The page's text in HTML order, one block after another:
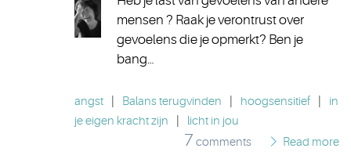
mensen ? Raak je verontrust over
gevoelens die je opmerkt? Ben je
bang…
angst Balans terugvinden hoogsensitief
in
je eigen kracht zijn
licht in jou
7 comments Read more